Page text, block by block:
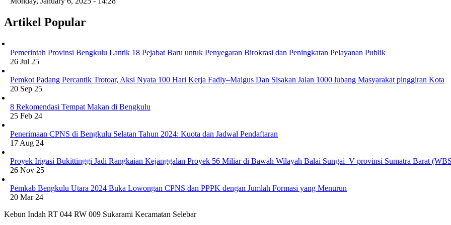
Artikel Popular
Pemerintah Provinsi Bengkulu Lantik 18 Pejabat Baru untuk Penyegaran Birokrasi dan Peningkatan Pelayanan Publik
26 Jul 25
Pemkot Padang Percantik Trotoar, Aksi Nyata 100 Hari Kerja Fadly–Maigus Dan Sisakan Jalan 1000 lubang Masyarakat pinggiran Kota
20 Sep 25
8 Rekomendasi Tempat Makan di Bengkulu
25 Feb 24
Penerimaan CPNS di Bengkulu Selatan Tahun 2024: Kuota dan Jadwal Pendaftaran
17 Aug 24
Proyek Irigasi Bukittinggi Jadi Rangkaian Kejanggalan Proyek 56 Miliar di Bawah Wilayah Balai Sungai V provinsi Sumatra Barat
26 Nov 25
Pemkab Bengkulu Utara 2024 Buka Lowongan CPNS dan PPPK dengan Jumlah Formasi yang Menurun
20 Mar 24
Kebun Indah RT 044 RW 009 Sukarami Kecamatan Selebar